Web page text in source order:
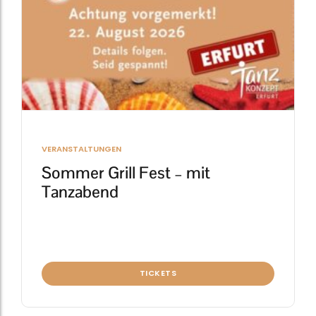
VERANSTALTUNGEN
Sommer Grill Fest – mit
Tanzabend
TICKETS